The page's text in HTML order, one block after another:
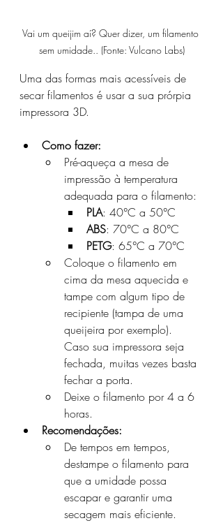
Vai um queijim aí? Quer dizer, um filamento
sem umidade.. (Fonte: Vulcano Labs)
Uma das formas mais acessíveis de
secar filamentos é usar a sua prórpia
impressora 3D.
Como fazer:
Pré-aqueça a mesa de
impressão à temperatura
adequada para o filamento:
PLA: 40°C a 50°C
ABS: 70°C a 80°C
PETG: 65°C a 70°C
Coloque o filamento em
cima da mesa aquecida e
tampe com algum tipo de
recipiente (tampa de uma
queijeira por exemplo).
Caso sua impressora seja
fechada, muitas vezes basta
fechar a porta.
Deixe o filamento por 4 a 6
horas.
Recomendações:
De tempos em tempos,
destampe o filamento para
que a umidade possa
escapar e garantir uma
secagem mais eficiente.